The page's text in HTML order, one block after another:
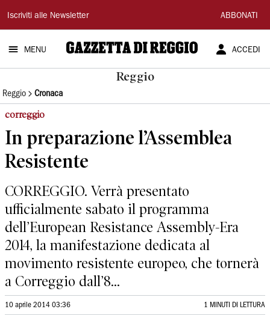
Gazzetta
di
Reggio
Iscriviti alle Newsletter ABBONATI
MENU ACCEDI
Reggio
Reggio Cronaca
correggio
In preparazione l’Assemblea
Resistente
CORREGGIO. Verrà presentato
ufficialmente sabato il programma
dell’European Resistance Assembly-Era
2014, la manifestazione dedicata al
movimento resistente europeo, che tornerà
a Correggio dall’8...
10 aprile 2014 03:36 1 MINUTI DI LETTURA